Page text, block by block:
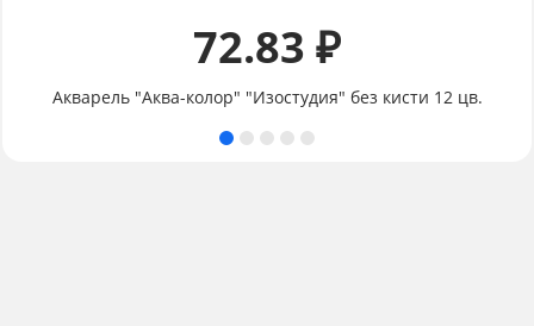
72.83 ₽
Акварель "Аква-колор" "Изостудия" без кисти 12 цв.